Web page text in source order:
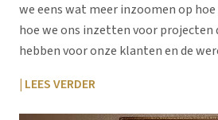
we eens wat meer inzoomen op
hoe we ons inzetten voor projecten
hebben voor onze klanten en de
| LEES VERDER